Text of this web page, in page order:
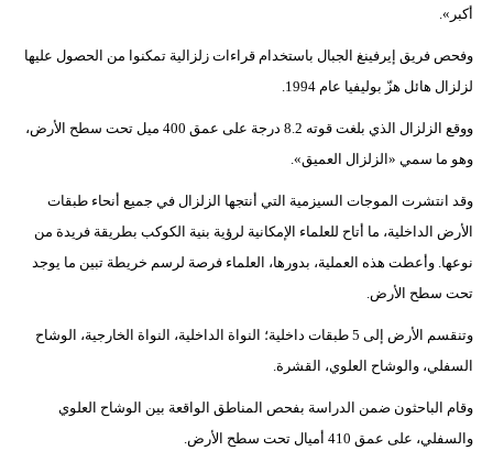
أكبر».
وفحص فريق إيرفينغ الجبال باستخدام قراءات زلزالية تمكنوا من الحصول عليها
لزلزال هائل هزّ بوليفيا عام 1994.
ووقع الزلزال الذي بلغت قوته 8.2 درجة على عمق 400 ميل تحت سطح الأرض،
وهو ما سمي «الزلزال العميق».
وقد انتشرت الموجات السيزمية التي أنتجها الزلزال في جميع أنحاء طبقات
الأرض الداخلية، ما أتاح للعلماء الإمكانية لرؤية بنية الكوكب بطريقة فريدة من
نوعها. وأعطت هذه العملية، بدورها، العلماء فرصة لرسم خريطة تبين ما يوجد
تحت سطح الأرض.
وتنقسم الأرض إلى 5 طبقات داخلية؛ النواة الداخلية، النواة الخارجية، الوشاح
السفلي، والوشاح العلوي، القشرة.
وقام الباحثون ضمن الدراسة بفحص المناطق الواقعة بين الوشاح العلوي
والسفلي، على عمق 410 أميال تحت سطح الأرض.